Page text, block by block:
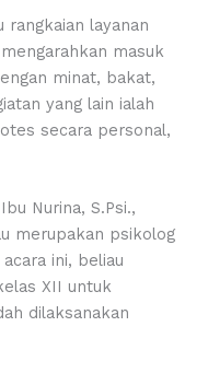
layanan
masuk
minat, bakat,
yang lain ialah
secara personal,
Nurina, S.Psi.,
merupakan psikolog
ini, beliau
XII untuk
dilaksanakan